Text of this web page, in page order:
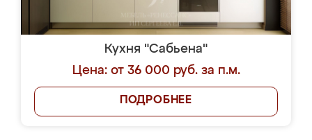
Кухня "Сабьена"
Цена: от 36 000 руб. за п.м.
ПОДРОБНЕЕ